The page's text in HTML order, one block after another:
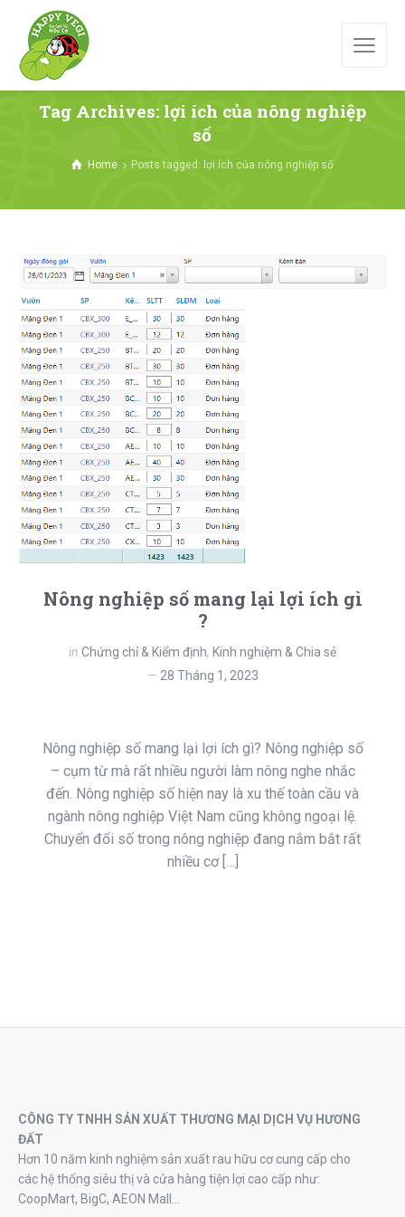
Tag Archives: lợi ích của nông nghiệp
số
Home Posts tagged: lợi ích của nông nghiệp số
Nông nghiệp số mang lại lợi ích gì
?
in Chứng chỉ & Kiểm định, Kinh nghiệm & Chia sẻ
28 Tháng 1, 2023
Nông nghiệp số mang lại lợi ích gì? Nông nghiệp số
– cụm từ mà rất nhiều người làm nông nghe nhắc
đến. Nông nghiệp số hiện nay là xu thế toàn cầu và
ngành nông nghiệp Việt Nam cũng không ngoại lệ.
Chuyển đổi số trong nông nghiệp đang nắm bắt rất
nhiều cơ […]
CÔNG TY TNHH SẢN XUẤT THƯƠNG MẠI DỊCH VỤ HƯƠNG
ĐẤT
Hơn 10 năm kinh nghiệm sản xuất rau hữu cơ cung cấp cho
các hệ thống siêu thị và cửa hàng tiện lợi cao cấp như:
CoopMart, BigC, AEON Mall…